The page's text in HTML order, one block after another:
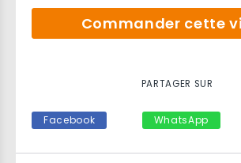
Commander cette
PARTAGER SUR
Facebook WhatsApp